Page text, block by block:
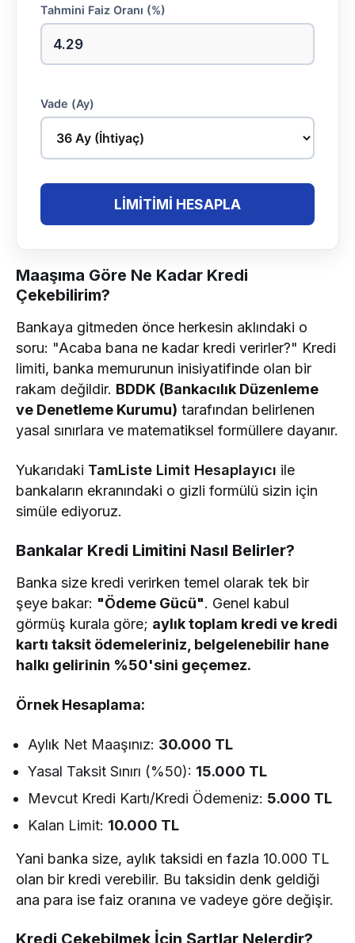
Tahmini Faiz Oranı (%)
Vade (Ay)
LİMİTİMİ HESAPLA
Maaşıma Göre Ne Kadar Kredi
Çekebilirim?
Bankaya gitmeden önce herkesin aklındaki o
soru: "Acaba bana ne kadar kredi verirler?" Kredi
limiti, banka memurunun inisiyatifinde olan bir
rakam değildir. BDDK (Bankacılık Düzenleme
ve Denetleme Kurumu) tarafından belirlenen
yasal sınırlara ve matematiksel formüllere dayanır.
Yukarıdaki TamListe Limit Hesaplayıcı ile
bankaların ekranındaki o gizli formülü sizin için
simüle ediyoruz.
Bankalar Kredi Limitini Nasıl Belirler?
Banka size kredi verirken temel olarak tek bir
şeye bakar: "Ödeme Gücü". Genel kabul
görmüş kurala göre; aylık toplam kredi ve kredi
kartı taksit ödemeleriniz, belgelenebilir hane
halkı gelirinin %50'sini geçemez.
Örnek Hesaplama:
Aylık Net Maaşınız: 30.000 TL
Yasal Taksit Sınırı (%50): 15.000 TL
Mevcut Kredi Kartı/Kredi Ödemeniz: 5.000 TL
Kalan Limit: 10.000 TL
Yani banka size, aylık taksidi en fazla 10.000 TL
olan bir kredi verebilir. Bu taksidin denk geldiği
ana para ise faiz oranına ve vadeye göre değişir.
Kredi Çekebilmek İçin Şartlar Nelerdir?